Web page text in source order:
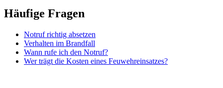
Häufige Fragen
Notruf richtig absetzen
Verhalten im Brandfall
Wann rufe ich den Notruf?
Wer trägt die Kosten eines Feuwehreinsatzes?